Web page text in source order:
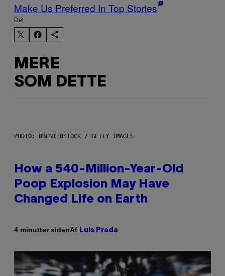
Make Us Preferred In Top Stories
Del
MERE
SOM DETTE
PHOTO: DBENITOSTOCK / GETTY IMAGES
How a 540-Million-Year-Old
Poop Explosion May Have
Changed Life on Earth
4 minutter sidenAf Luis Prada